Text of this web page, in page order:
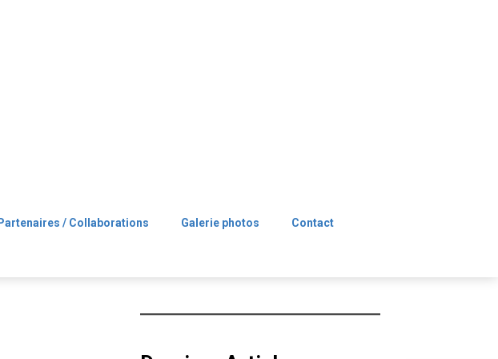
Partenaires / Collaborations Galerie photos Contact